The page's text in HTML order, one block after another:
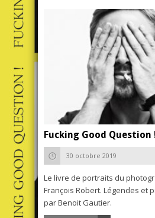
Fucking Good Question
30 octobre 2019
Le livre de portraits du
François Robert. Légendes et
par Benoit Gautier.